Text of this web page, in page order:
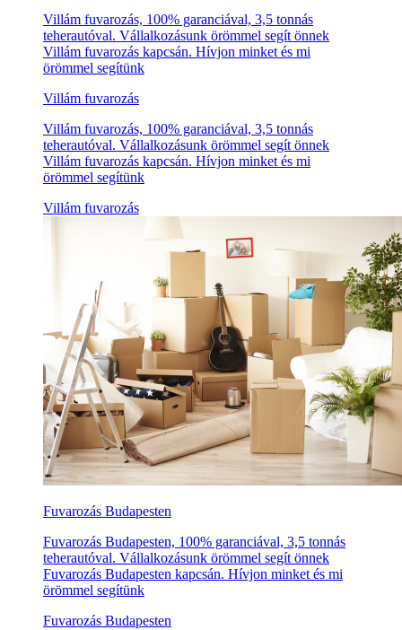
Villám fuvarozás, 100% garanciával, 3,5 tonnás
teherautóval. Vállalkozásunk örömmel segít önnek
Villám fuvarozás kapcsán. Hívjon minket és mi
örömmel segítünk
Villám fuvarozás
Villám fuvarozás, 100% garanciával, 3,5 tonnás
teherautóval. Vállalkozásunk örömmel segít önnek
Villám fuvarozás kapcsán. Hívjon minket és mi
örömmel segítünk
Villám fuvarozás
Fuvarozás Budapesten
Fuvarozás Budapesten, 100% garanciával, 3,5 tonnás
teherautóval. Vállalkozásunk örömmel segít önnek
Fuvarozás Budapesten kapcsán. Hívjon minket és mi
örömmel segítünk
Fuvarozás Budapesten